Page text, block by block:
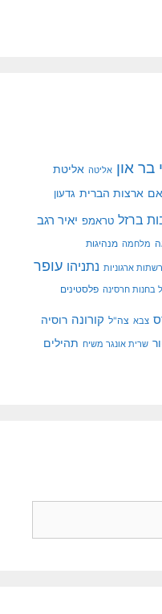
בר און אליטה אליטת
ארצות הברית גדעון
ברזל טראמפ יאיר רגב
מלחמה מנהיגות
ארגוניות נתניהו עופר
בחנות חרסינה פלסטינים
צבא צה"ל קורונה רוסיה
שרית אונגר משיח תהילים